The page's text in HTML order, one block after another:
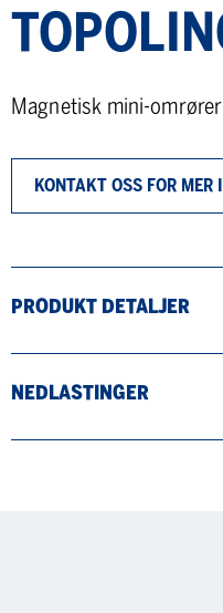
Magnetisk mini-
KONTAKT OSS FOR MER
PRODUKT DETALJER
NEDLASTINGER